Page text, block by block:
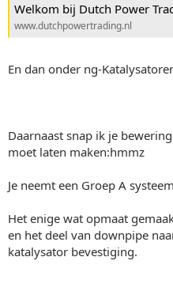
Welkom bij Dutch Power
www.dutchpowertrading.nl
En dan onder ng-
Daarnaast snap ik je
moet laten maken:hmmz
Je neemt een Groep A
Het enige wat opmaat
en het deel van downpipe
katalysator bevestiging.